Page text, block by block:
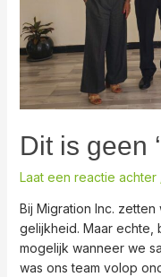
Dit is geen
Laat een reactie achter
Bij Migration Inc.
gelijkheid. Maar echte,
mogelijk wanneer we
was ons team volop